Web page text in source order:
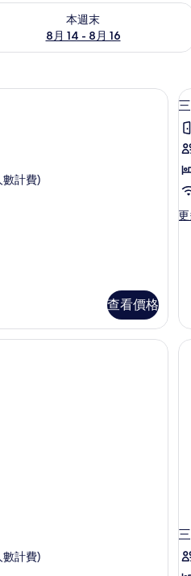
本週末
8月 14 - 8月 16
週末 (8月 14 - 8月 16) 的供應情
雙人房 | 書桌、隔音、熨斗/熨衣板、免
數計費)
查看價格
顯
人
更
情
數計費)